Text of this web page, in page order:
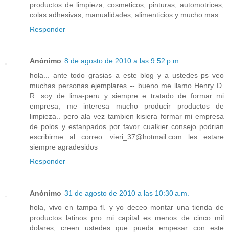
productos de limpieza, cosmeticos, pinturas, automotrices,
colas adhesivas, manualidades, alimenticios y mucho mas
Responder
Anónimo 8 de agosto de 2010 a las 9:52 p.m.
hola... ante todo grasias a este blog y a ustedes ps veo
muchas personas ejemplares -- bueno me llamo Henry D.
R. soy de lima-peru y siempre e tratado de formar mi
empresa, me interesa mucho producir productos de
limpieza.. pero ala vez tambien kisiera formar mi empresa
de polos y estanpados por favor cualkier consejo podrian
escribirme al correo: vieri_37@hotmail.com les estare
siempre agradesidos
Responder
Anónimo 31 de agosto de 2010 a las 10:30 a.m.
hola, vivo en tampa fl. y yo deceo montar una tienda de
productos latinos pro mi capital es menos de cinco mil
dolares, creen ustedes que pueda empesar con este